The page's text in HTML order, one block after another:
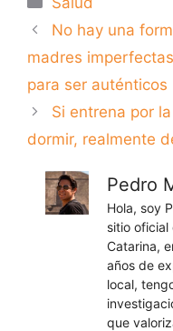
No hay una
madres
para ser auténticos
Si entrena por
dormir, realmente
Pedro
Hola, soy
sitio oficial
Catarina,
años de
local,
que